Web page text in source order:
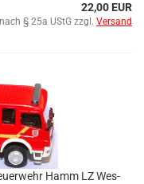
22,00 EUR
§ 25a UStG zzgl. Versand
Hamm LZ Wes­